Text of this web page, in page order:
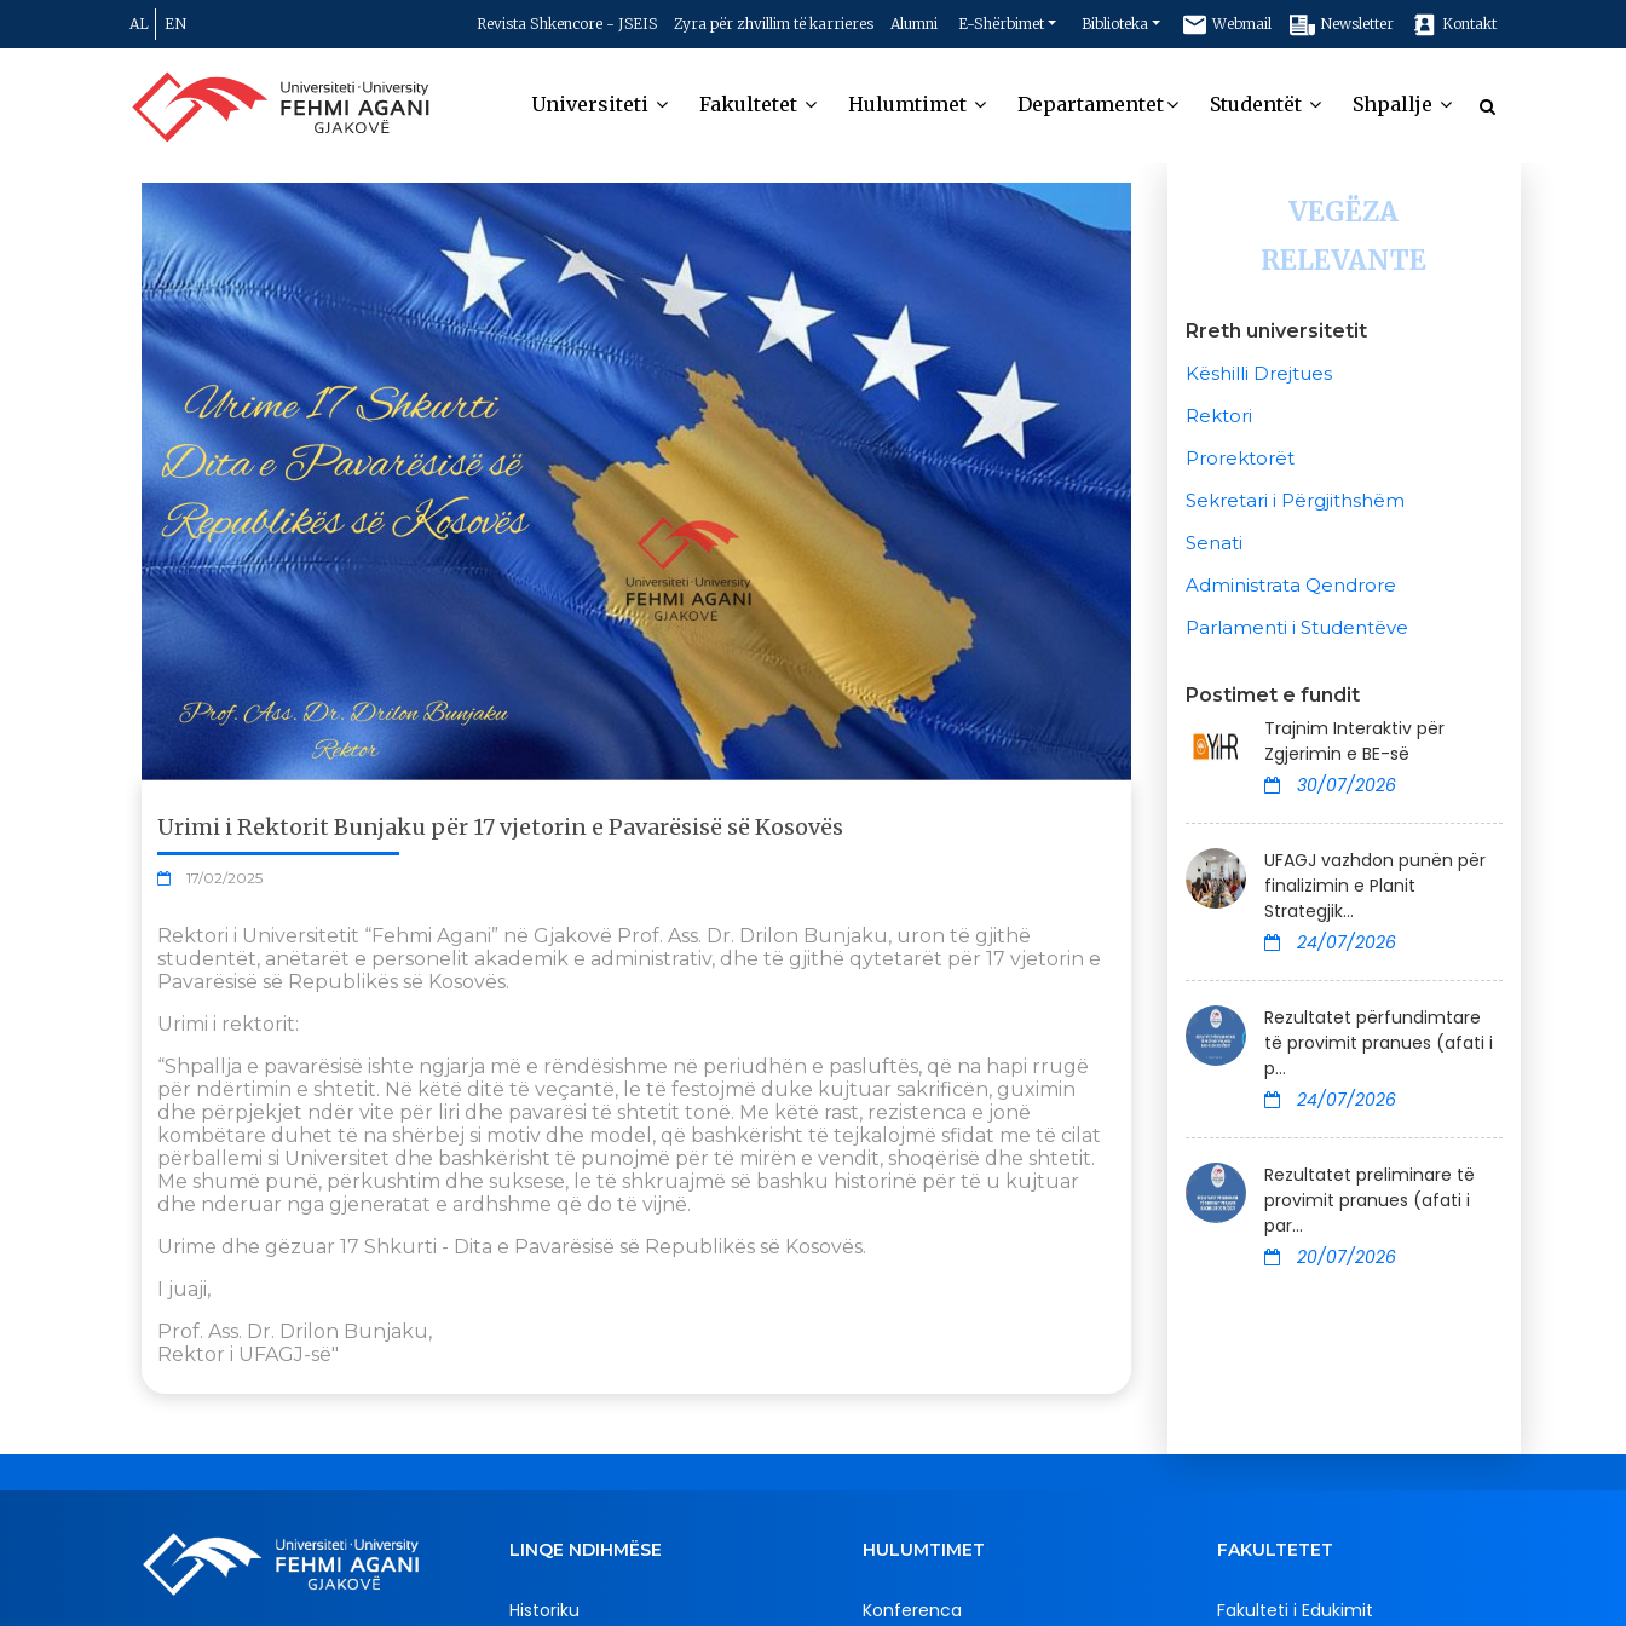
AL EN Revista Shkencore - JSEIS Zyra për zhvillim të karrieres Alumni E-Shërbimet Biblioteka Webmail Newsletter Kontakt
Universiteti Fakultetet Hulumtimet Departamentet Studentët Shpallje
Urimi i Rektorit Bunjaku për 17 vjetorin e Pavarësisë së Kosovës
17/02/2025
Rektori i Universitetit “Fehmi Agani” në Gjakovë Prof. Ass. Dr. Drilon Bunjaku, uron të gjithë
studentët, anëtarët e personelit akademik e administrativ, dhe të gjithë qytetarët për 17 vjetorin e
Pavarësisë së Republikës së Kosovës.
Urimi i rektorit:
“Shpallja e pavarësisë ishte ngjarja më e rëndësishme në periudhën e pasluftës, që na hapi rrugë
për ndërtimin e shtetit. Në këtë ditë të veçantë, le të festojmë duke kujtuar sakrificën, guximin
dhe përpjekjet ndër vite për liri dhe pavarësi të shtetit tonë. Me këtë rast, rezistenca e jonë
kombëtare duhet të na shërbej si motiv dhe model, që bashkërisht të tejkalojmë sfidat me të cilat
përballemi si Universitet dhe bashkërisht të punojmë për të mirën e vendit, shoqërisë dhe shtetit.
Me shumë punë, përkushtim dhe suksese, le të shkruajmë së bashku historinë për të u kujtuar
dhe nderuar nga gjeneratat e ardhshme që do të vijnë.
Urime dhe gëzuar 17 Shkurti - Dita e Pavarësisë së Republikës së Kosovës.
I juaji,
Prof. Ass. Dr. Drilon Bunjaku,
Rektor i UFAGJ-së"
VEGËZA
RELEVANTE
Rreth universitetit
Këshilli Drejtues
Rektori
Prorektorët
Sekretari i Përgjithshëm
Senati
Administrata Qendrore
Parlamenti i Studentëve
Postimet e fundit
Trajnim Interaktiv për
Zgjerimin e BE-së
30/07/2026
UFAGJ vazhdon punën për
finalizimin e Planit
Strategjik...
24/07/2026
Rezultatet përfundimtare
të provimit pranues (afati i
p...
24/07/2026
Rezultatet preliminare të
provimit pranues (afati i
par...
20/07/2026
LINQE NDIHMËSE
Historiku
HULUMTIMET
Konferenca
FAKULTETET
Fakulteti i Edukimit